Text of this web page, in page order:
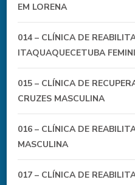
EM LORENA
014 – CLÍNICA DE
ITAQUAQUECETUBA
015 – CLÍNICA DE
CRUZES MASCULINA
016 – CLÍNICA DE
MASCULINA
017 – CLÍNICA DE